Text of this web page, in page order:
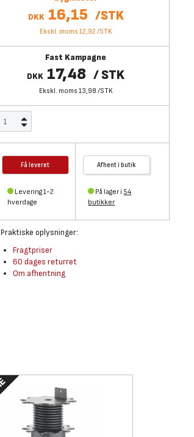
DKK 16,15 /STK
Ekskl. moms 12,92 /STK
Fast Kampagne
DKK 17,48 /STK
Ekskl. moms 13,98 /STK
Få leveret
Levering 1-2
hverdage
Afhent i butik
På lager i 54
butikker
Praktiske oplysninger:
Fragtpriser
60 dages returret
Om afhentning